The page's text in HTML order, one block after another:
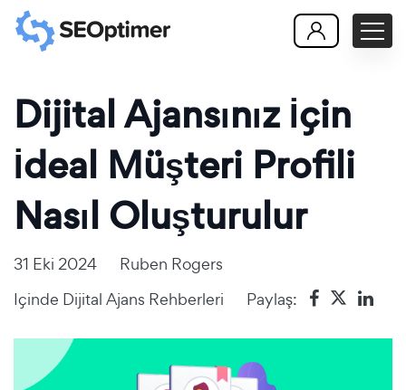
Dijital Ajansınız İçin
İdeal Müşteri Profili
Nasıl Oluşturulur
31 Eki 2024
Ruben Rogers
Içinde Dijital Ajans Rehberleri Paylaş: